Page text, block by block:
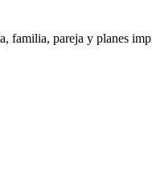
familia, pareja y planes